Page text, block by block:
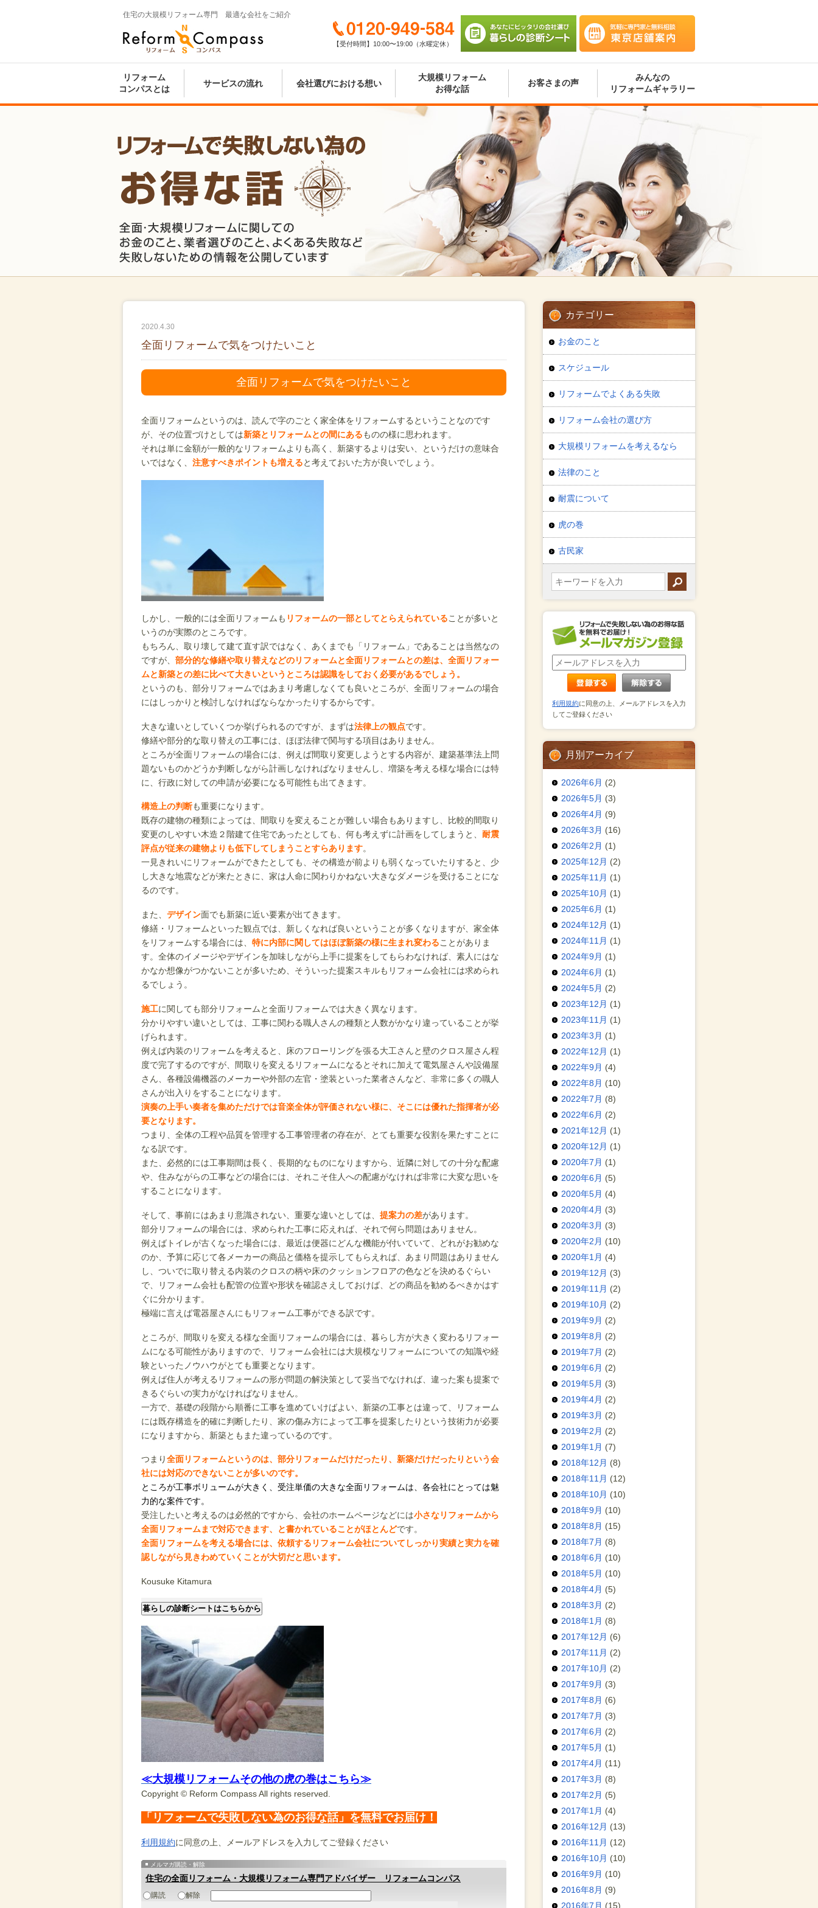
住宅の大規模リフォーム専門 最適な会社をご紹介
ス
店舗案内
び 暮らしの診断シート
0120-949-584
【受付時間】10:00〜19:00（水曜定休）
リフォーム
コンパスとは
サービスの流れ 会社選びにおける想い
大規模リフォーム
お得な話
お客さまの声
みんなの
リフォームギャラリー
2020.4.30
全面リフォームで気をつけたいこと
全面リフォームで気をつけたいこと
全面リフォームというのは、読んで字のごとく家全体をリフォームするということなのです
が、その位置づけとしては新築とリフォームとの間にあるものの様に思われます。
それは単に金額が一般的なリフォームよりも高く、新築するよりは安い、というだけの意味合
いではなく、 注意すべきポイントも増えると考えておいた方が良いでしょう。
しかし、一般的には全面リフォームも リフォームの一部としてとらえられていることが多いと
いうのが実際のところです。
もちろん、取り壊して建て直す訳ではなく、あくまでも「リフォーム」であることは当然なの
ですが、 部分的な修繕や取り替えなどのリフォームと全面リフォームとの差は、全面リフォー
ムと新築との差に比べて大きいというところは認識をしておく必要があるでしょう。
というのも、部分リフォームではあまり考慮しなくても良いところが、全面リフォームの場合
にはしっかりと検討しなければならなかったりするからです。
大きな違いとしていくつか挙げられるのですが、まずは法律上の観点です。
修繕や部分的な取り替えの工事には、ほぼ法律で関与する項目はありません。
ところが全面リフォームの場合には、例えば間取り変更しようとする内容が、建築基準法上問
題ないものかどうか判断しながら計画しなければなりませんし、増築を考える様な場合には特
に、行政に対しての申請が必要になる可能性も出てきます。
構造上の判断も重要になります。
既存の建物の種類によっては、間取りを変えることが難しい場合もありますし、比較的間取り
変更のしやすい木造２階建て住宅であったとしても、何も考えずに計画をしてしまうと、 耐震
評点が従来の建物よりも低下してしまうことすらあります。
一見きれいにリフォームができたとしても、その構造が前よりも弱くなっていたりすると、少
し大きな地震などが来たときに、家は人命に関わりかねない大きなダメージを受けることにな
るのです。
また、 デザイン面でも新築に近い要素が出てきます。
修繕・リフォームといった観点では、新しくなれば良いということが多くなりますが、家全体
をリフォームする場合には、 特に内部に関してはほぼ新築の様に生まれ変わることがありま
す。全体のイメージやデザインを加味しながら上手に提案をしてもらわなければ、素人にはな
かなか想像がつかないことが多いため、そういった提案スキルもリフォーム会社には求められ
るでしょう。
施工に関しても部分リフォームと全面リフォームでは大きく異なります。
分かりやすい違いとしては、工事に関わる職人さんの種類と人数がかなり違っていることが挙
げられます。
例えば内装のリフォームを考えると、床のフローリングを張る大工さんと壁のクロス屋さん程
度で完了するのですが、間取りを変えるリフォームになるとそれに加えて電気屋さんや設備屋
さん、各種設備機器のメーカーや外部の左官・塗装といった業者さんなど、非常に多くの職人
さんが出入りをすることになります。
演奏の上手い奏者を集めただけでは音楽全体が評価されない様に、そこには優れた指揮者が必
要となります。
つまり、全体の工程や品質を管理する工事管理者の存在が、とても重要な役割を果たすことに
なる訳です。
また、必然的には工事期間は長く、長期的なものになりますから、近隣に対しての十分な配慮
や、住みながらの工事などの場合には、それこそ住人への配慮がなければ非常に大変な思いを
することになります。
そして、事前にはあまり意識されない、重要な違いとしては、 提案力の差があります。
部分リフォームの場合には、求められた工事に応えれば、それで何ら問題はありません。
例えばトイレが古くなった場合には、最近は便器にどんな機能が付いていて、どれがお勧めな
のか、予算に応じて各メーカーの商品と価格を提示してもらえれば、あまり問題はありません
し、ついでに取り替える内装のクロスの柄や床のクッションフロアの色などを決めるぐらい
で、リフォーム会社も配管の位置や形状を確認さえしておけば、どの商品を勧めるべきかはす
ぐに分かります。
極端に言えば電器屋さんにもリフォーム工事ができる訳です。
ところが、間取りを変える様な全面リフォームの場合には、暮らし方が大きく変わるリフォー
ムになる可能性がありますので、リフォーム会社には大規模なリフォームについての知識や経
験といったノウハウがとても重要となります。
例えば住人が考えるリフォームの形が問題の解決策として妥当でなければ、違った案も提案で
きるぐらいの実力がなければなりません。
一方で、基礎の段階から順番に工事を進めていけばよい、新築の工事とは違って、リフォーム
には既存構造を的確に判断したり、家の傷み方によって工事を提案したりという技術力が必要
になりますから、新築ともまた違っているのです。
つまり全面リフォームというのは、部分リフォームだけだったり、新築だけだったりという会
社には対応のできないことが多いのです。
ところが工事ボリュームが大きく、受注単価の大きな全面リフォームは、各会社にとっては魅
力的な案件です。
受注したいと考えるのは必然的ですから、会社のホームページなどには小さなリフォームから
全面リフォームまで対応できます、と書かれていることがほとんどです。
全面リフォームを考える場合には、依頼するリフォーム会社についてしっかり実績と実力を確
認しながら見きわめていくことが大切だと思います。
Kousuke Kitamura
暮らしの診断シートはこちらから
≪大規模リフォームその他の虎の巻はこちら≫
Copyright © Reform Compass All rights reserved.
「リフォームで失敗しない為のお得な話」を無料でお届け！
利用規約に同意の上、メールアドレスを入力してご登録ください
メルマガ購読・解除
住宅の全面リフォーム・大規模リフォーム専門アドバイザー リフォームコンパス
購読 解除
カテゴリー
お金のこと
スケジュール
リフォームでよくある失敗
リフォーム会社の選び方
大規模リフォームを考えるなら
法律のこと
耐震について
虎の巻
古民家
利用規約に同意の上、メールアドレスを入力
してご登録ください
月別アーカイブ
2026年6月 (2)
2026年5月 (3)
2026年4月 (9)
2026年3月 (16)
2026年2月 (1)
2025年12月 (2)
2025年11月 (1)
2025年10月 (1)
2025年6月 (1)
2024年12月 (1)
2024年11月 (1)
2024年9月 (1)
2024年6月 (1)
2024年5月 (2)
2023年12月 (1)
2023年11月 (1)
2023年3月 (1)
2022年12月 (1)
2022年9月 (4)
2022年8月 (10)
2022年7月 (8)
2022年6月 (2)
2021年12月 (1)
2020年12月 (1)
2020年7月 (1)
2020年6月 (5)
2020年5月 (4)
2020年4月 (3)
2020年3月 (3)
2020年2月 (10)
2020年1月 (4)
2019年12月 (3)
2019年11月 (2)
2019年10月 (2)
2019年9月 (2)
2019年8月 (2)
2019年7月 (2)
2019年6月 (2)
2019年5月 (3)
2019年4月 (2)
2019年3月 (2)
2019年2月 (2)
2019年1月 (7)
2018年12月 (8)
2018年11月 (12)
2018年10月 (10)
2018年9月 (10)
2018年8月 (15)
2018年7月 (8)
2018年6月 (10)
2018年5月 (10)
2018年4月 (5)
2018年3月 (2)
2018年1月 (8)
2017年12月 (6)
2017年11月 (2)
2017年10月 (2)
2017年9月 (3)
2017年8月 (6)
2017年7月 (3)
2017年6月 (2)
2017年5月 (1)
2017年4月 (11)
2017年3月 (8)
2017年2月 (5)
2017年1月 (4)
2016年12月 (13)
2016年11月 (12)
2016年10月 (10)
2016年9月 (10)
2016年8月 (9)
2016年7月 (15)